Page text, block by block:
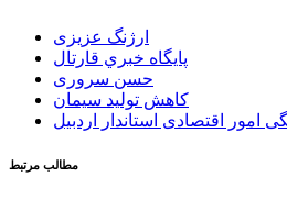
ارژنگ عزیزی
پايگاه خبري قارتال
حسن سروری
کاهش تولید سیمان
امور اقتصادی استاندار اردبیل
مطالب مرتبط